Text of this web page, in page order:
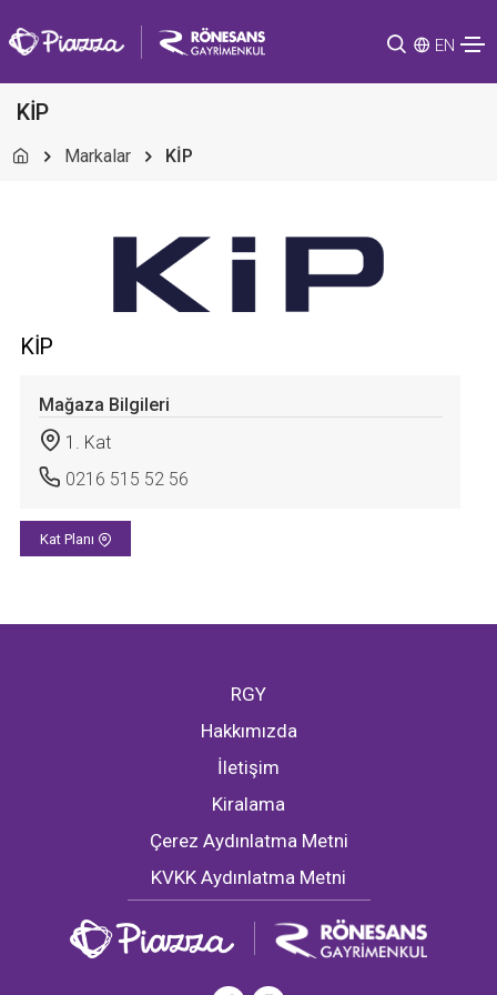
EN
KİP
Markalar KİP
KİP
Mağaza Bilgileri
1. Kat
0216 515 52 56
Kat Planı
RGY
Hakkımızda
İletişim
Kiralama
Çerez Aydınlatma Metni
KVKK Aydınlatma Metni